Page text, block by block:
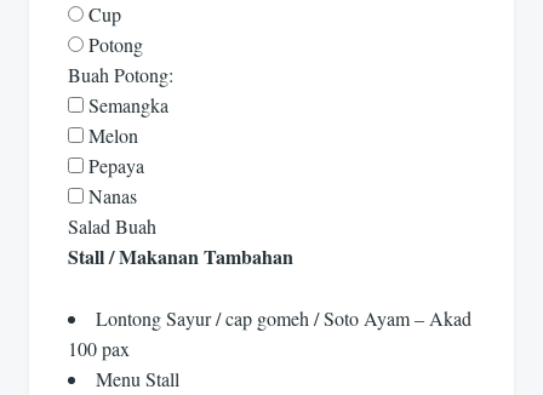
Cup
Potong
Buah Potong:
Semangka
Melon
Pepaya
Nanas
Salad Buah
Stall / Makanan Tambahan
Lontong Sayur / cap gomeh / Soto Ayam – Akad
100 pax
Menu Stall